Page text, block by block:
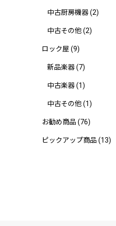
中古厨房機器(2)
中古その他(2)
ロック屋 (9)
新品楽器(7)
中古楽器(1)
中古その他(1)
お勧め商品 (76)
ピックアップ商品 (13)